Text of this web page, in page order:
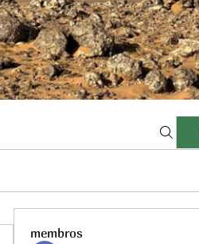
membros